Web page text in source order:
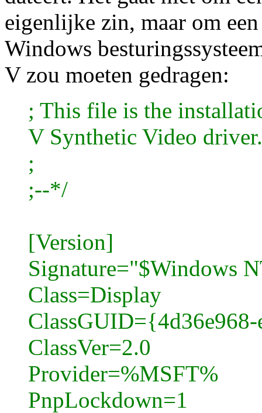
eigenlijke zin, maar om
Windows
V zou moeten gedragen:
; This file is the
V Synthetic Video driver.
;
;--*/
[Version]
Signature="$Windows
Class=Display
ClassVer=2.0
Provider=%MSFT%
PnpLockdown=1